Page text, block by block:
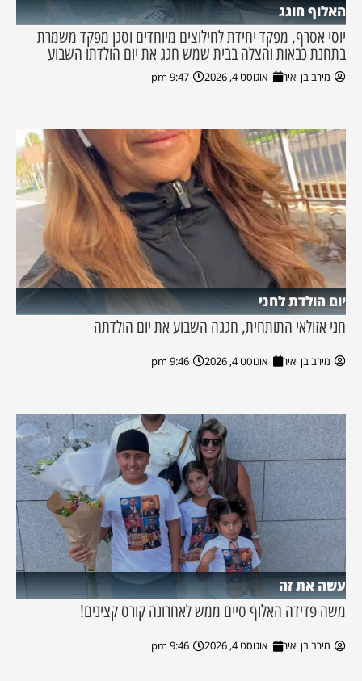
האלוף חוגג
יוסי אסרף, מפקד יחידת לחילוצים מיוחדים וסגן מפקד משמרת
בתחנת כבאות והצלה בבית שמש חגג את יום הולדתו השבוע
מירב בן יאיר אוגוסט 4, 2026 9:47 pm
יום הולדת לחני
חני אזולאי התותחית, חגגה השבוע את יום הולדתה
מירב בן יאיר אוגוסט 4, 2026 9:46 pm
עשה את זה
משה פדידה האלוף סיים ממש לאחרונה קורס קצינים!
מירב בן יאיר אוגוסט 4, 2026 9:46 pm